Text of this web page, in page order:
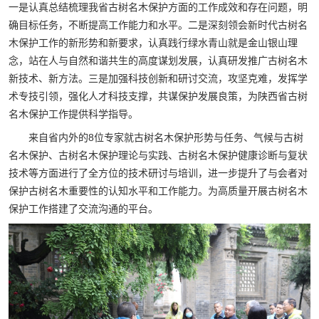
一是认真总结梳理我省古树名木保护方面的工作成效和存在问题，明
确目标任务，不断提高工作能力和水平。二是深刻领会新时代古树名
木保护工作的新形势和新要求，认真践行绿水青山就是金山银山理
念，站在人与自然和谐共生的高度谋划发展，认真研发推广古树名木
新技术、新方法。三是加强科技创新和研讨交流，攻坚克难，发挥学
术专技引领，强化人才科技支撑，共谋保护发展良策，为陕西省古树
名木保护工作提供科学指导。
来自省内外的8位专家就古树名木保护形势与任务、气候与古树
名木保护、古树名木保护理论与实践、古树名木保护健康诊断与复状
技术等方面进行了全方位的技术研讨与培训，进一步提升了与会者对
保护古树名木重要性的认知水平和工作能力。为高质量开展古树名木
保护工作搭建了交流沟通的平台。